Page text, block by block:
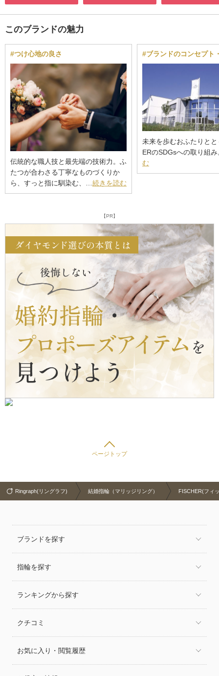
このブランドの魅力
#つけ心地の良さ
伝統的な職人技と最先端の技術力。ふ
たつが合わさる丁寧なものづくりか
ら、すっと指に馴染む、… 続きを読む
#ブランドのコンセプト
未来を歩むおふたりと
ERのSDGsへの取り組
む
【PR】
ページトップ
Ringraph(リングラフ) 結婚指輪（マリッジリング） FISCHER(フィ
ブランドを探す
指輪を探す
ランキングから探す
クチコミ
お気に入り・閲覧履歴